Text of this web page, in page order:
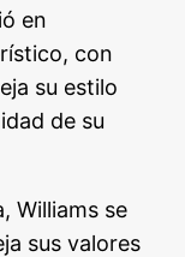
en
con
su estilo
de su
Williams se
sus valores